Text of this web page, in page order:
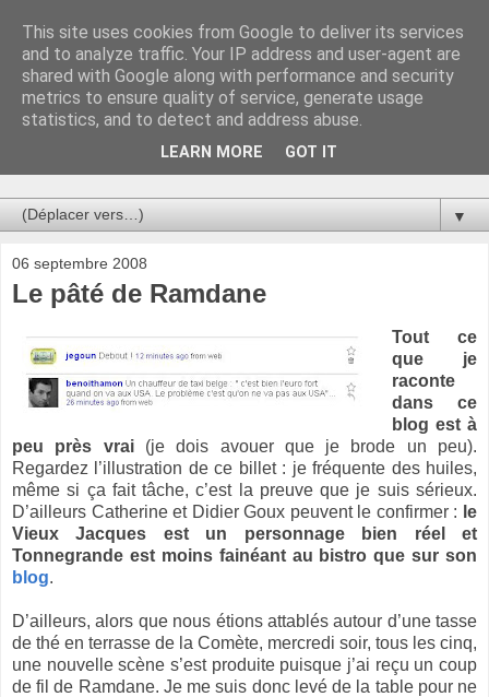
Au bistro !
La connerie étant le seul chemin susceptible de nous faire
entrevoir une parcelle de vérité, utilisons la par des moyens
de communication efficaces. Le temps qu'on remplisse nos
▼
06 septembre 2008
Le pâté de Ramdane
Tout ce
que je
raconte
dans ce
blog est à
peu près vrai(je dois avouer que je brode un peu).
Regardez l’illustration de ce billet : je fréquente des huiles,
même si ça fait tâche, c’est la preuve que je suis sérieux.
D’ailleurs Catherine et Didier Goux peuvent le confirmer : le
Vieux Jacques est un personnage bien réel et
Tonnegrande est moins fainéant au bistro que sur son
blog.
D’ailleurs, alors que nous étions attablés autour d’une tasse
de thé en terrasse de la Comète, mercredi soir, tous les cinq,
une nouvelle scène s’est produite puisque j’ai reçu un coup
de fil de Ramdane. Je me suis donc levé de la table pour ne
This site uses cookies from Google to deliver its services
and to analyze traffic. Your IP address and user-agent are
shared with Google along with performance and security
metrics to ensure quality of service, generate usage
statistics, and to detect and address abuse.
LEARN MORE GOT IT